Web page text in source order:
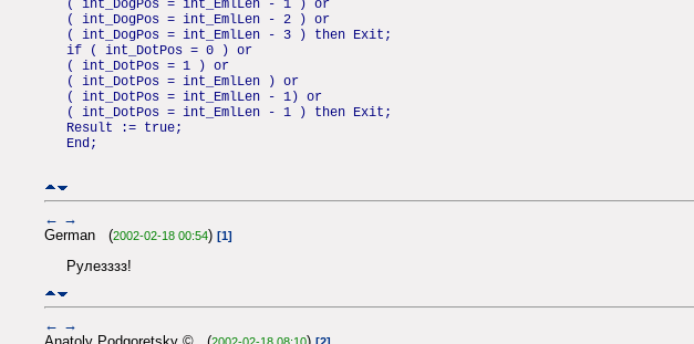
( int_DogPos = int_EmlLen - 1 ) or
( int_DogPos = int_EmlLen - 2 ) or
( int_DogPos = int_EmlLen - 3 ) then Exit;
if ( int_DotPos = 0 ) or
( int_DotPos = 1 ) or
( int_DotPos = int_EmlLen ) or
( int_DotPos = int_EmlLen - 1) or
( int_DotPos = int_EmlLen - 1 ) then Exit;
Result := true;
End;
← →
German (2002-02-18 00:54) [1]
Рулезззз!
← →